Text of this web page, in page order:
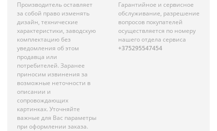
Производитель оставляет
за собой право изменять
дизайн, технические
характеристики, заводскую
комплектацию без
уведомления об этом
продавца или
потребителей. Заранее
приносим извинения за
возможные неточности в
описании и
сопровождающих
картинках. Уточняйте
важные для Вас параметры
при оформлении заказа.
Гарантийное и сервисное
обслуживание, разрешение
вопросов покупателей
осуществляется по номеру
нашего отдела сервиса
+375295547454